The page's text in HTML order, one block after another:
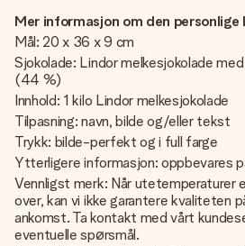
Mer informasjon om den
Mål: 20 x 36 x 9 cm
Sjokolade: Lindor melkesjokolade
(44 %)
Innhold: 1 kilo Lindor melkesjokolade
Tilpasning: navn, bilde og/eller tekst
Trykk: bilde-perfekt og i full farge
Ytterligere informasjon: oppbevares
Vennligst merk: Når utetemperaturer
over, kan vi ikke garantere kvaliteten
ankomst. Ta kontakt med vårt
eventuelle spørsmål.